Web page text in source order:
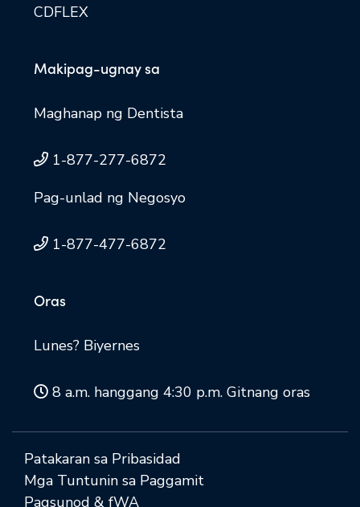
CDFLEX
Makipag-ugnay sa
Maghanap ng Dentista
1-877-277-6872
Pag-unlad ng Negosyo
1-877-477-6872
Oras
Lunes? Biyernes
8 a.m. hanggang 4:30 p.m. Gitnang oras
Patakaran sa Pribasidad
Mga Tuntunin sa Paggamit
Pagsunod & fWA